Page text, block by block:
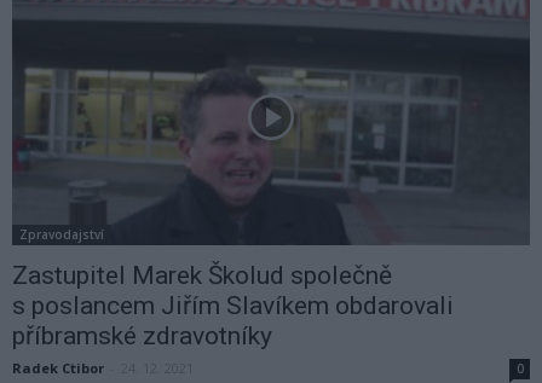
Zpravodajství
Zastupitel Marek Školud společně
s poslancem Jiřím Slavíkem obdarovali
příbramské zdravotníky
Radek Ctibor 0